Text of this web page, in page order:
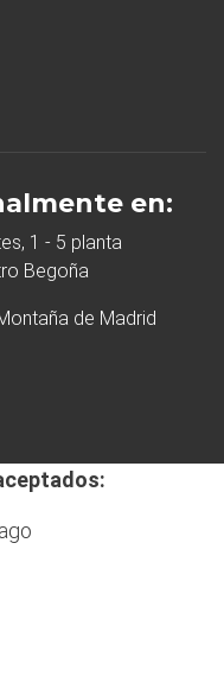
en:
1 - 5 planta
Begoña
de Madrid